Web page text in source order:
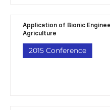
Application of Bionic
Agriculture
2015 Conference